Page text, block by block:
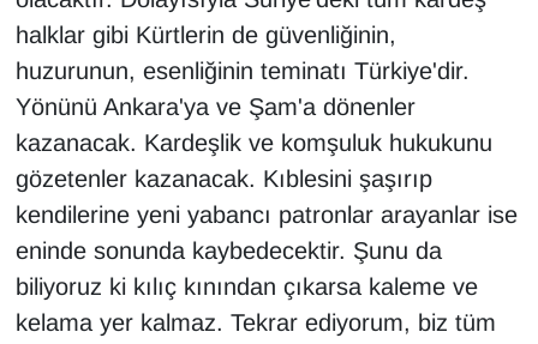
halklar gibi Kürtlerin de güvenliğinin,
huzurunun, esenliğinin teminatı Türkiye'dir.
Yönünü Ankara'ya ve Şam'a dönenler
kazanacak. Kardeşlik ve komşuluk hukukunu
gözetenler kazanacak. Kıblesini şaşırıp
kendilerine yeni yabancı patronlar arayanlar ise
eninde sonunda kaybedecektir. Şunu da
biliyoruz ki kılıç kınından çıkarsa kaleme ve
kelama yer kalmaz. Tekrar ediyorum, biz tüm